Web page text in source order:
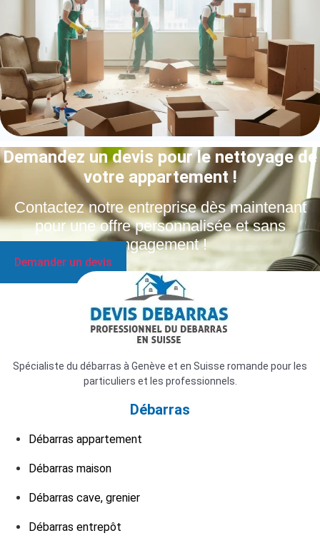
Demandez un devis pour le nettoyage de
votre appartement !
Contactez notre entreprise dès maintenant
pour une offre personnalisée et sans
engagement !
Demander un devis
Spécialiste du débarras à Genève et en Suisse romande pour les
particuliers et les professionnels.
Débarras
Débarras appartement
Débarras maison
Débarras cave, grenier
Débarras entrepôt